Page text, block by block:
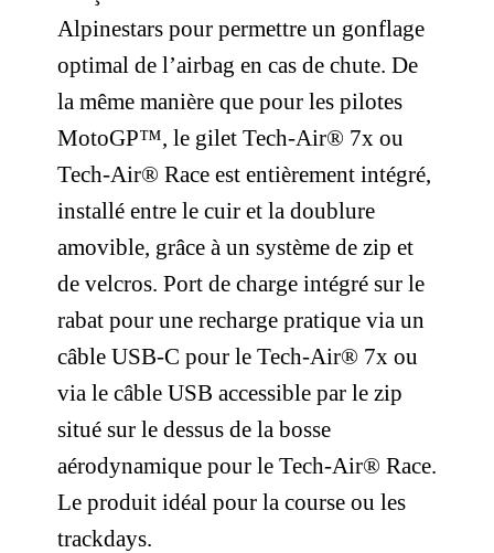
Alpinestars pour permettre un gonflage
optimal de l’airbag en cas de chute. De
la même manière que pour les pilotes
MotoGP™, le gilet Tech-Air® 7x ou
Tech-Air® Race est entièrement intégré,
installé entre le cuir et la doublure
amovible, grâce à un système de zip et
de velcros. Port de charge intégré sur le
rabat pour une recharge pratique via un
câble USB-C pour le Tech-Air® 7x ou
via le câble USB accessible par le zip
situé sur le dessus de la bosse
aérodynamique pour le Tech-Air® Race.
Le produit idéal pour la course ou les
trackdays.